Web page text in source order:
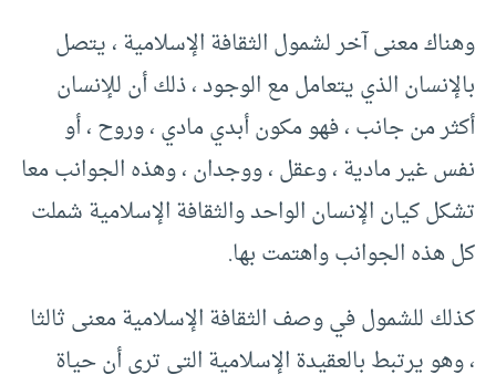
وهناك معنى آخر لشمول الثقافة الإسلامية ، يتصل
بالإنسان الذي يتعامل مع الوجود ، ذلك أن للإنسان
أكثر من جانب ، فهو مكون أبدي مادي ، وروح ، أو
نفس غير مادية ، وعقل ، ووجدان ، وهذه الجوانب معا
تشكل كيان الإنسان الواحد والثقافة الإسلامية شملت
كل هذه الجوانب واهتمت بها.
كذلك للشمول في وصف الثقافة الإسلامية معنى ثالثا
، وهو يرتبط بالعقيدة الإسلامية التي ترى أن حياة